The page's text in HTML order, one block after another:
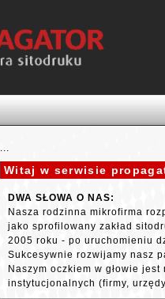
...
Witaj w serwisie
DWA SŁOWA O NAS:
Nasza rodzinna mikrofirma
jako sprofilowany zakład
2005 roku - po uruchomieniu
Sukcesywnie rozwijamy nasz
Naszym oczkiem w głowie
instytucjonalnych (firmy,